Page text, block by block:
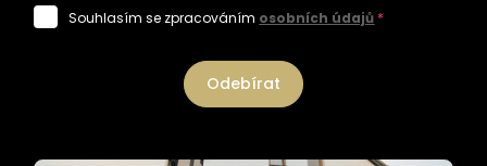
Souhlasím se zpracováním osobních údajů *
Odebírat